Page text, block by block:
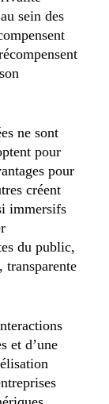
sein des
ne sont
pour
pour
créent
immersifs
du public,
transparente
et d’une